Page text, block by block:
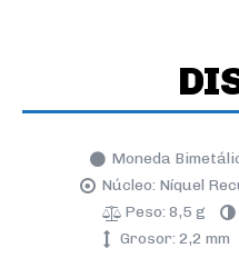
Moneda
Núcleo: Níquel
Peso: 8,5 g
Grosor: 2,2 mm